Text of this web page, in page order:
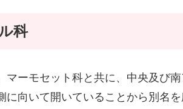
科
マーモセット科と共に、中央及び
に向いて開いていることから別名